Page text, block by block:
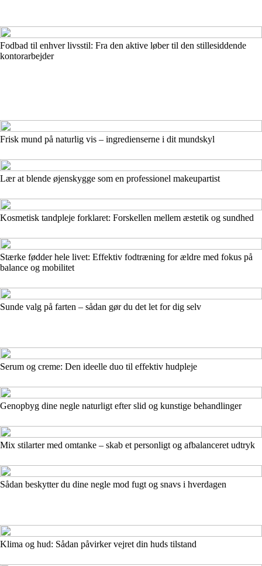
Fodbad til enhver livsstil: Fra den aktive løber til den stillesiddende
kontorarbejder
Frisk mund på naturlig vis – ingredienserne i dit mundskyl
Lær at blende øjenskygge som en professionel makeupartist
Kosmetisk tandpleje forklaret: Forskellen mellem æstetik og sundhed
Stærke fødder hele livet: Effektiv fodtræning for ældre med fokus på
balance og mobilitet
Sunde valg på farten – sådan gør du det let for dig selv
Serum og creme: Den ideelle duo til effektiv hudpleje
Genopbyg dine negle naturligt efter slid og kunstige behandlinger
Mix stilarter med omtanke – skab et personligt og afbalanceret udtryk
Sådan beskytter du dine negle mod fugt og snavs i hverdagen
Klima og hud: Sådan påvirker vejret din huds tilstand